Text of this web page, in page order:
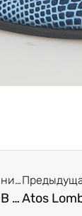
Следующая Страница
Alberto Ciccioli В Италии В Римини